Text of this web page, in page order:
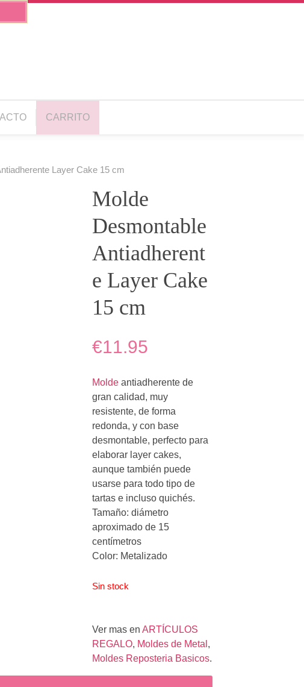
CARRITO
Layer Cake 15 cm
Molde
Desmontable
Antiadherent
e Layer Cake
15 cm
€11.95
Molde antiadherente de
gran calidad, muy
resistente, de forma
redonda, y con base
desmontable, perfecto para
elaborar layer cakes,
aunque también puede
usarse para todo tipo de
tartas e incluso quichés.
Tamaño: diámetro
aproximado de 15
centímetros
Color: Metalizado
Sin stock
Ver mas en ARTÍCULOS
REGALO, Moldes de Metal ,
Moldes Reposteria Basicos.